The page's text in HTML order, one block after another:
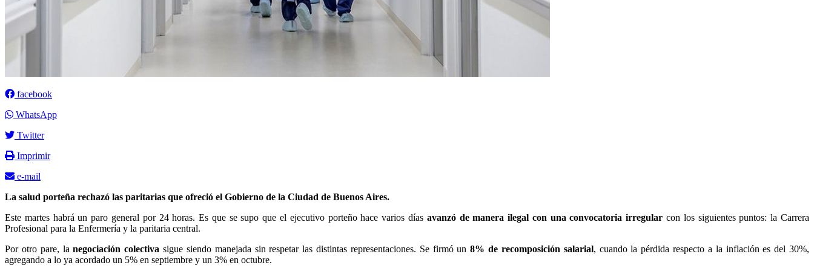
facebook
WhatsApp
Twitter
Imprimir
e-mail
La salud porteña rechazó las paritarias que ofreció el Gobierno de la Ciudad de Buenos Aires.
Este martes habrá un paro general por 24 horas. Es que se supo que el ejecutivo porteño hace varios días avanzó de manera ilegal con una convocatoria irregular con los siguientes puntos: la Carrera
Profesional para la Enfermería y la paritaria central.
Por otro pare, lanegociación colectiva sigue siendo manejada sin respetar las distintas representaciones. Se firmó un8% de recomposición salarial, cuando la pérdida respecto a la inflación es del 30%,
agregando a lo ya acordado un 5% en septiembre y un 3% en octubre.